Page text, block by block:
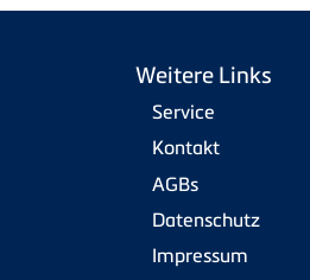
Weitere Links
Service
Kontakt
AGBs
Datenschutz
Impressum